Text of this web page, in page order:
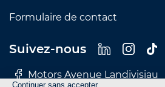
Formulaire de contact
Suivez-nous
Motors Avenue Landivisiau